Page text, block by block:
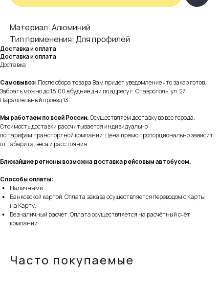
Материал: Алюминий
Тип применения: Для профилей
Доставка и оплата
Доставка и оплата
Доставка
Самовывоз: После сбора товара Вам придет уведомление что заказ готов.
Забрать можно до 18:00 в будние дни по адресу г. Ставрополь, ул. 2й
Параллельный проезд 13
Мы работаем по всей России.Осуществляем доставку во все города.
Стоимость доставки рассчитывается индивидуально
по тарифам транспортной компании. Цена прямо пропорционально зависит
от габарита, веса и расстояния.
Ближайшие регионы возможна доставка рейсовым автобусом.
Способы оплаты:
Наличными
Банковской картой. Оплата заказа осуществляется переводом с Карты
на Карту.
Безналичный расчет. Оплата осуществляется на расчётный счёт
компании.
Часто покупаемые